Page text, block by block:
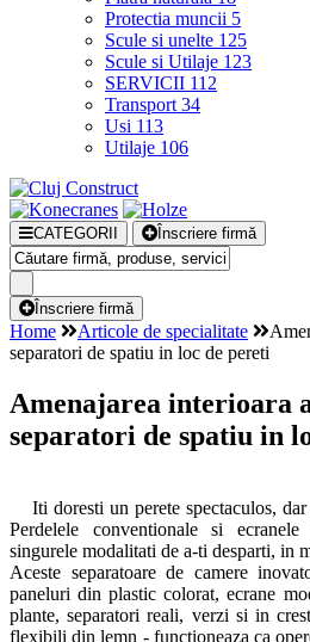
Protectia muncii 5
Scule si unelte 125
Scule si Utilaje 123
SERVICII 112
Transport 34
Usi 113
Utilaje 106
CATEGORII Înscriere firmă
Înscriere firmă
Home Articole de specialitate
separatori de spatiu in loc de pereti
Amenajarea interioara
separatori de spatiu in
Iti doresti un perete spectaculos,
Perdelele conventionale si
singurele modalitati de a-ti desparti, in
Aceste separatoare de camere
paneluri din plastic colorat, ecrane
plante, separatori reali, verzi si in
flexibili din lemn - functioneaza ca